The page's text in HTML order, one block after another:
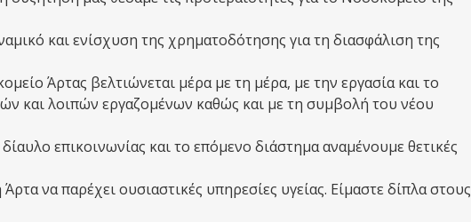
και ενίσχυση της χρηματοδότησης για τη διασφάλιση της
Άρτας βελτιώνεται μέρα με τη μέρα, με την εργασία και το
και λοιπών εργαζομένων καθώς και με τη συμβολή του νέου
επικοινωνίας και το επόμενο διάστημα αναμένουμε θετικές
να παρέχει ουσιαστικές υπηρεσίες υγείας. Είμαστε δίπλα στους